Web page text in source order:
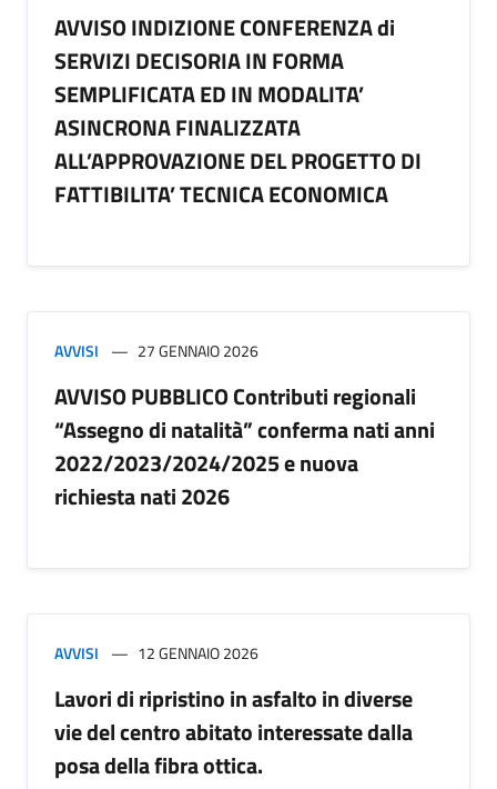
AVVISO INDIZIONE CONFERENZA di
SERVIZI DECISORIA IN FORMA
SEMPLIFICATA ED IN MODALITA’
ASINCRONA FINALIZZATA
ALL’APPROVAZIONE DEL PROGETTO DI
FATTIBILITA’ TECNICA ECONOMICA
AVVISI 27 GENNAIO 2026
AVVISO PUBBLICO Contributi regionali
“Assegno di natalità” conferma nati anni
2022/2023/2024/2025 e nuova
richiesta nati 2026
AVVISI 12 GENNAIO 2026
Lavori di ripristino in asfalto in diverse
vie del centro abitato interessate dalla
posa della fibra ottica.